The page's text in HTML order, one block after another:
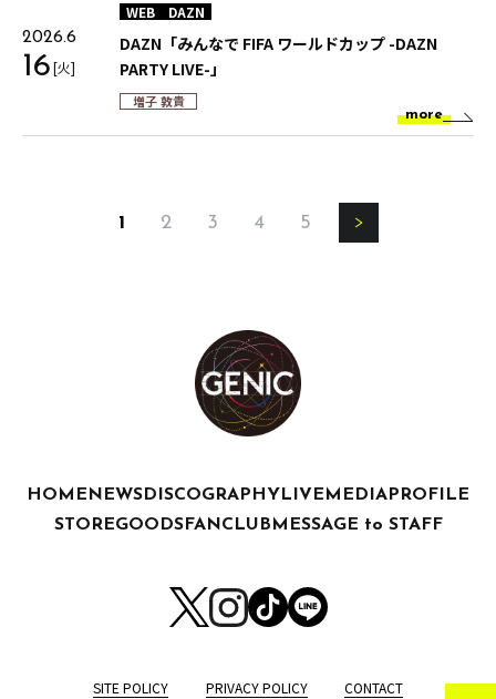
2026.6
16[火]
WEB DAZN
DAZN「みんなで FIFA ワールドカップ -DAZN
PARTY LIVE-」
増子 敦貴
more
1 2 3 4 5
HOME NEWS DISCOGRAPHY LIVE MEDIA PROFILE
STOREGOODSFANCLUB MESSAGE to STAFF
SITE POLICY PRIVACY POLICY CONTACT